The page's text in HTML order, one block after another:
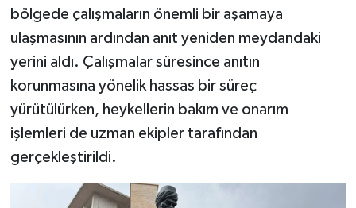
bölgede çalışmaların önemli bir aşamaya
ulaşmasının ardından anıt yeniden meydandaki
yerini aldı. Çalışmalar süresince anıtın
korunmasına yönelik hassas bir süreç
yürütülürken, heykellerin bakım ve onarım
işlemleri de uzman ekipler tarafından
gerçekleştirildi.